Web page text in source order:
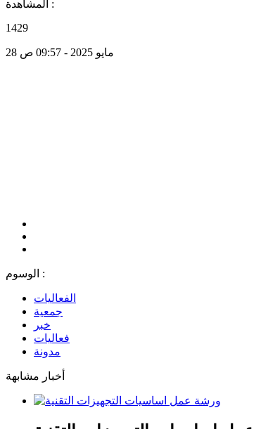
المشاهدة :
1429
28 مايو 2025 - 09:57 ص
الوسوم :
الفعاليات
جمعية
خبر
فعاليات
مدونة
أخبار مشابهة